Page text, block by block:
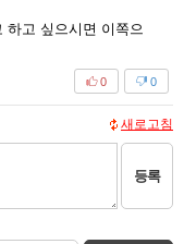
하고 싶으시면 이쪽으
0
0
새로고침
등록